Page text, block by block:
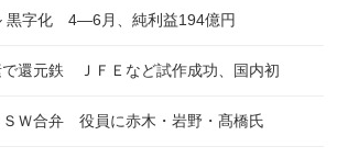
黒字化 4―6月、純利益194億円
で還元鉄 ＪＦＥなど試作成功、国内初
ＳＷ合弁 役員に赤木・岩野・髙橋氏